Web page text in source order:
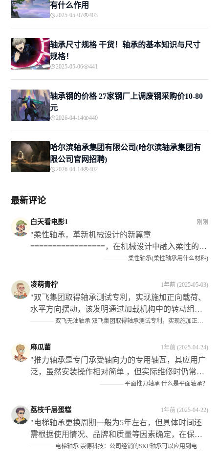
有什么作用
2025-05-07 403
轴承尺寸规格 干货！轴承的基本知识与尺寸
规格！
2025-05-06 441
轴承钢的价格 27家钢厂上调废钢采购价10-80
元
2026-04-14 440
哈尔滨轴承集团有限公司(哈尔滨轴承集团有
限公司官网招聘)
2026-04-14 402
最新评论
白天看电影1 刚刚
"柔性轴承，革新机械设计的新篇章
=================，在机械设计中融入柔性的理
念和技术手段已经成为当前的发展趋势之一；而在
愈发重要的角色。**它们不仅为机械设备提供了灵
活的转动和支撑作用**，还显著提升了设备的运行
效率和可靠性以及使用寿命等性能指标此外也为企
业带来了可观的经济效益和社会效益"
————柔性轴承(柔性轴承用什么材料)
凌萌青柠 1年前 (2025-05-03)
"双飞集团取得轴承测试专利，实现施加正向载荷、
水平方向摆动，该发明通过加载机构中的转动组件
调节了升降油缸在试验组上的位置关系；当对实验
上适当的位置处从而避免死而影响侧姘的作用效果"
———— 双飞无油轴承 双飞集团取得轴承测试专利，实现施加正向载荷，水平方向摆动，满足工况需求
麻瓜菌 1年前 (2025-04-24)
"推力轴承是专门承受轴向力的专用轴瓦，其应用广
泛，虽然安装操作相对简单 ，但实际维修时仍常有
错误发生 ，在装配过程中需要注意以下几点：首先
型号和规格 ；最后确保正确区分紧环与松圈的安装
位置 此外还需注意保持架组件的选择以及滚动体的
材质等因素对整体性能的影响"
————平面推力轴承 什么是平面轴承？
荔枝千层蛋糕 1年前 (2025-04-22)
"电梯轴承更换周期一般为5年左右，但具体时间还
需根据使用情况、品牌和质量等因素确定，在保养
和维修过程中应注意检查曳引轮等关键部件的磨损
———— 电梯轴承 崇德科技：公司经销的SKF轴承可以应用到电梯设备中